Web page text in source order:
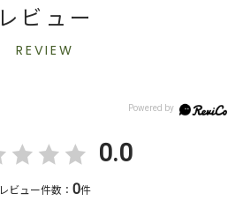
レビュー
REVIEW
0.0
レビュー件数：0件